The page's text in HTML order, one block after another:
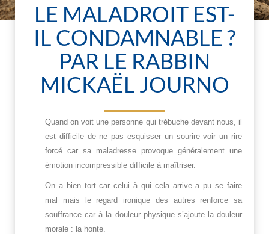
LE MALADROIT EST-
IL CONDAMNABLE ?
PAR LE RABBIN
MICKAËL JOURNO
Quand on voit une personne qui trébuche devant nous, il
est difficile de ne pas esquisser un sourire voir un rire
forcé car sa maladresse provoque généralement une
émotion incompressible difficile à maîtriser.
On a bien tort car celui à qui cela arrive a pu se faire
mal mais le regard ironique des autres renforce sa
souffrance car à la douleur physique s’ajoute la douleur
morale : la honte.